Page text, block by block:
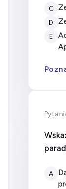
C
D
E
acrocephalosyndactylii (zespół
A
dąży się do prawidłowych